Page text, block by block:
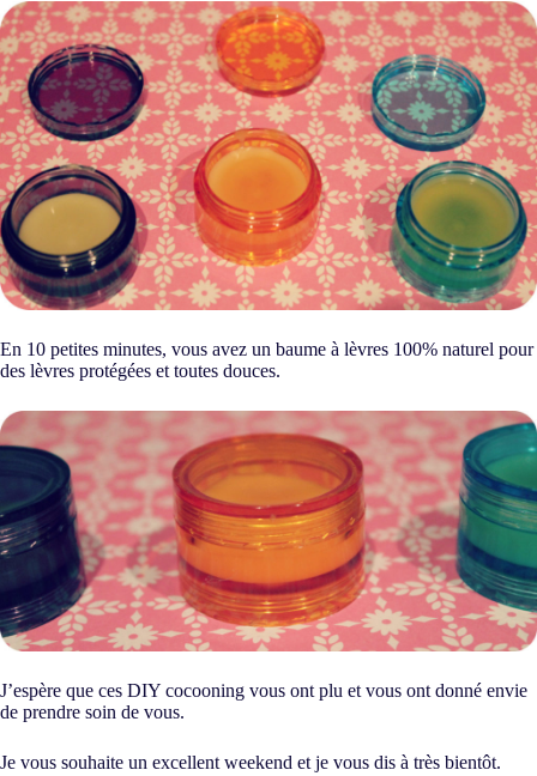
En 10 petites minutes, vous avez un baume à lèvres 100% naturel pour
des lèvres protégées et toutes douces.
J’espère que ces DIY cocooning vous ont plu et vous ont donné envie
de prendre soin de vous.
Je vous souhaite un excellent weekend et je vous dis à très bientôt.